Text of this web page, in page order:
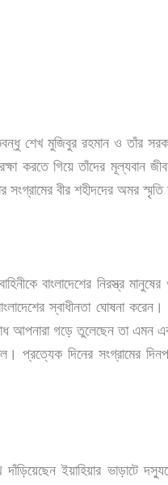
শেখ মুজিবুর রহমান ও তাঁর
করতে গিয়ে তাঁদের মূল্যবান
সংগ্রামের বীর শহীদদের অমর
বাংলাদেশের নিরস্ত্র
স্বাধীনতা ঘোষনা
আপনারা গড়ে তুলেছেন তা এমন
দিনের সংগ্রামের
ইয়াহিয়ার ভাড়াটে